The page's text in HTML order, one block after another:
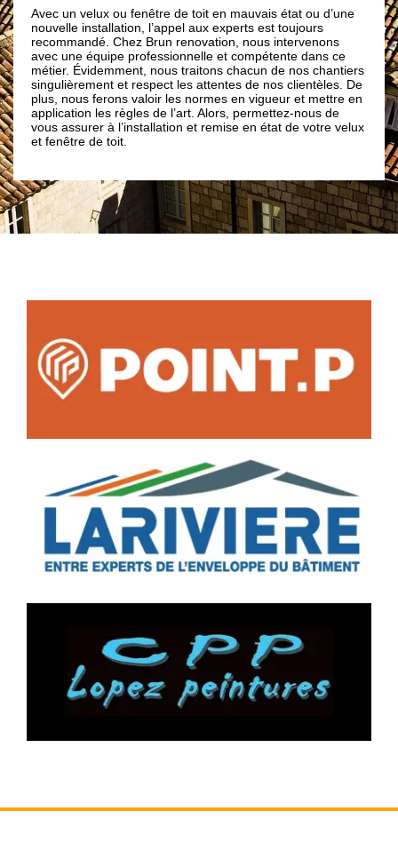
velux ou fenêtre de toit en mauvais état ou d’une
installation, l’appel aux experts est toujours
Chez Brun renovation, nous intervenons
équipe professionnelle et compétente dans ce
Évidemment, nous traitons chacun de nos chantiers
et respect les attentes de nos clientèles. De
ferons valoir les normes en vigueur et mettre en
les règles de l’art. Alors, permettez-nous de
à l’installation et remise en état de votre velux
de toit.
Pour valoriser
composés par
les travaux de
Ils ont
opération qui
velux a sa
installation sur
Alors, n’hésitez
le 66130.